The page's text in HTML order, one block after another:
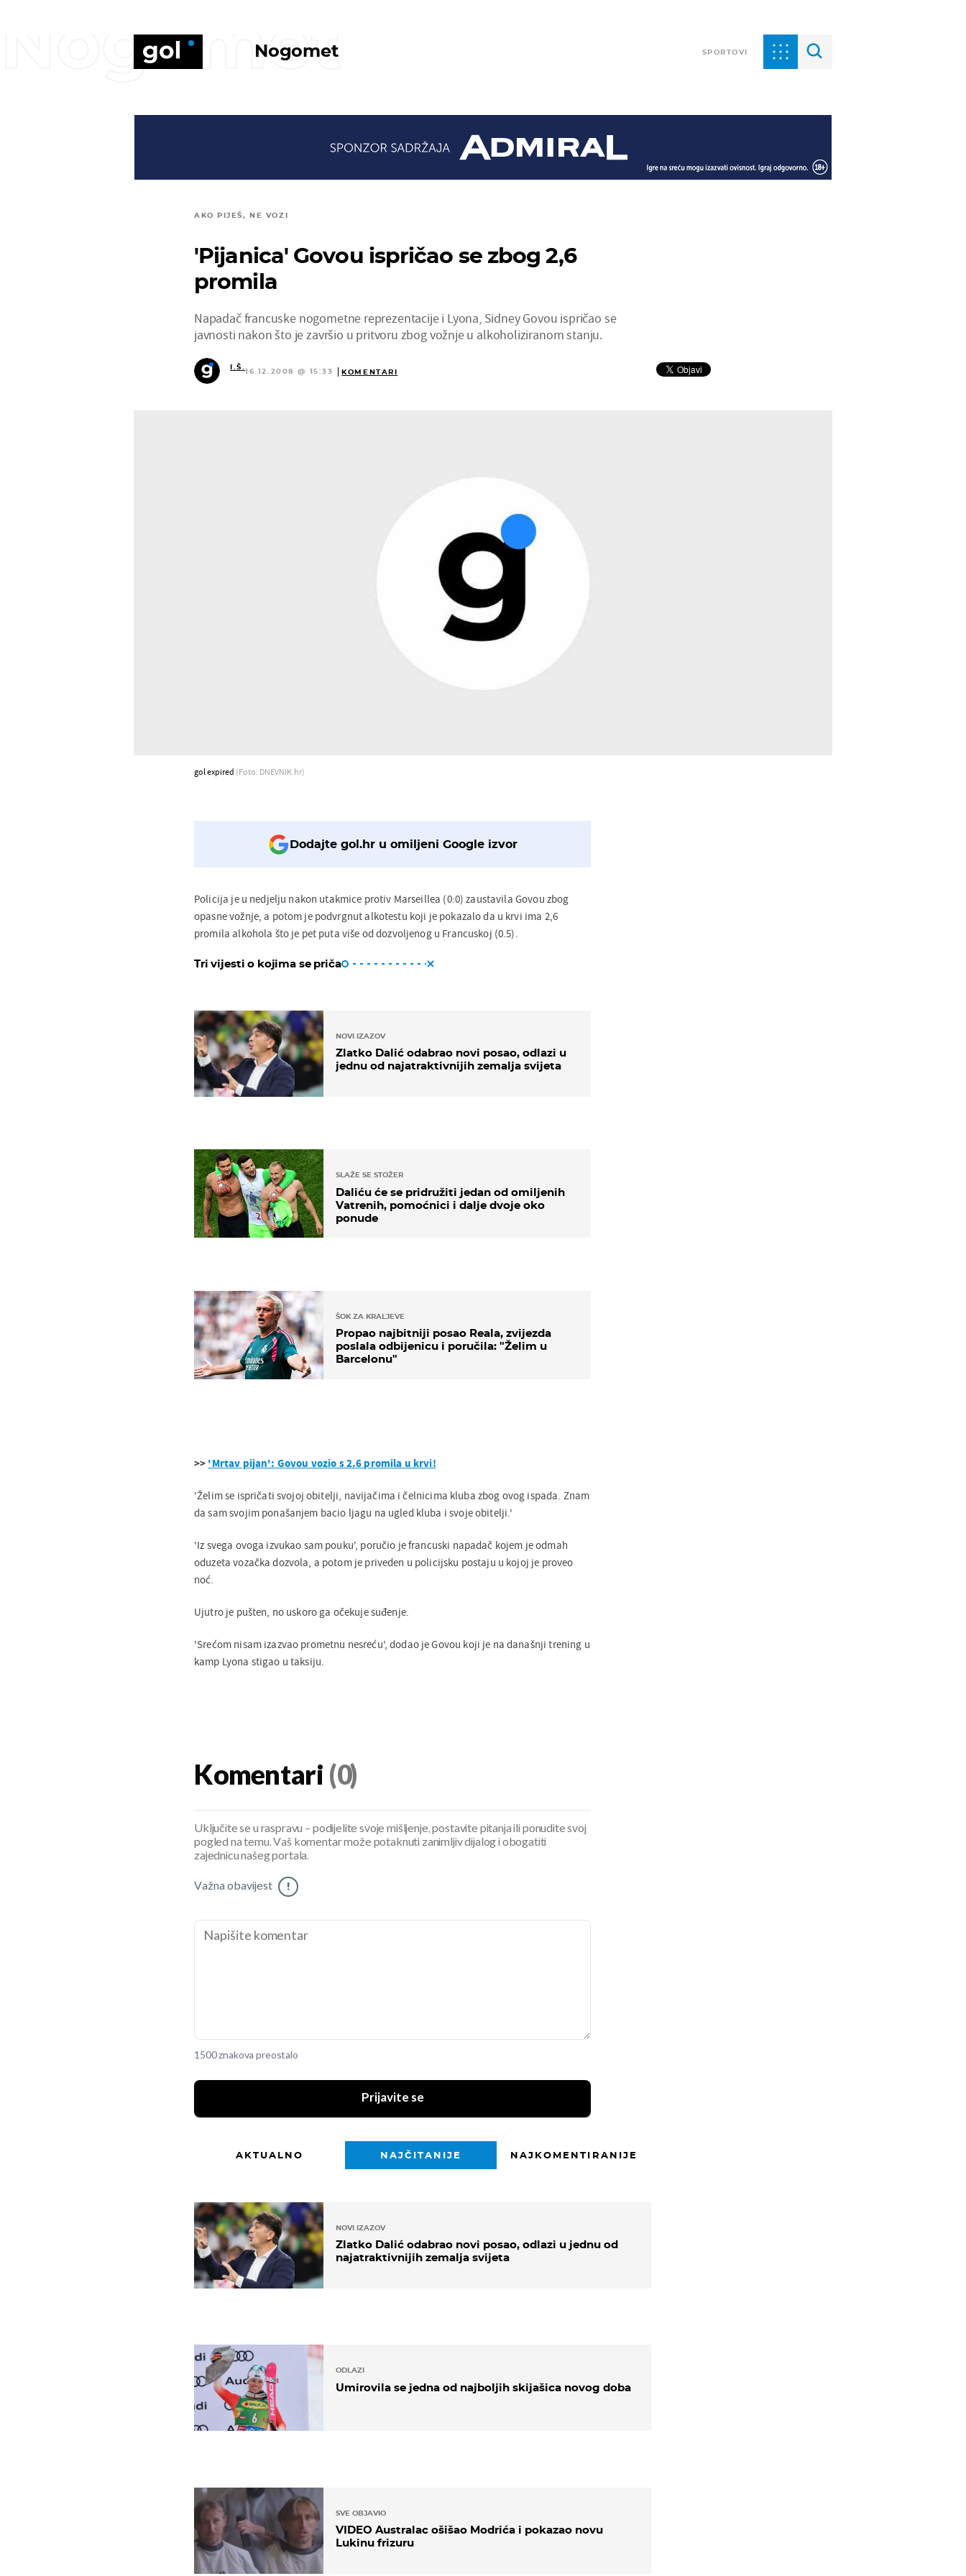
Nogomet SPORTOVI
Nogomet
AKO PIJEŠ, NE VOZI
'Pijanica' Govou ispričao se zbog 2,6
promila
Napadač francuske nogometne reprezentacije i Lyona, Sidney Govou ispričao se
javnosti nakon što je završio u pritvoru zbog vožnje u alkoholiziranom stanju.
I.Š.
16.12.2008 @ 15:33 KOMENTARI
gol expired (Foto: DNEVNIK.hr)
Dodajte gol.hr u omiljeni Google izvor
Policija je u nedjelju nakon utakmice protiv Marseillea (0:0) zaustavila Govou zbog
opasne vožnje, a potom je podvrgnut alkotestu koji je pokazalo da u krvi ima 2,6
promila alkohola što je pet puta više od dozvoljenog u Francuskoj (0.5).
Tri vijesti o kojima se priča
NOVI IZAZOV
Zlatko Dalić odabrao novi posao, odlazi u
jednu od najatraktivnijih zemalja svijeta
SLAŽE SE STOŽER
Daliću će se pridružiti jedan od omiljenih
Vatrenih, pomoćnici i dalje dvoje oko
ponude
ŠOK ZA KRALJEVE
Propao najbitniji posao Reala, zvijezda
poslala odbijenicu i poručila: "Želim u
Barcelonu"
>> 'Mrtav pijan': Govou vozio s 2.6 promila u krvi!
'Želim se ispričati svojoj obitelji, navijačima i čelnicima kluba zbog ovog ispada. Znam
da sam svojim ponašanjem bacio ljagu na ugled kluba i svoje obitelji.'
'Iz svega ovoga izvukao sam pouku', poručio je francuski napadač kojem je odmah
oduzeta vozačka dozvola, a potom je priveden u policijsku postaju u kojoj je proveo
noć.
Ujutro je pušten, no uskoro ga očekuje suđenje.
'Srećom nisam izazvao prometnu nesreću', dodao je Govou koji je na današnji trening u
kamp Lyona stigao u taksiju.
Komentari (0)
Uključite se u raspravu – podijelite svoje mišljenje, postavite pitanja ili ponudite svoj
pogled na temu. Vaš komentar može potaknuti zanimljiv dijalog i obogatiti
zajednicu našeg portala.
Važna obavijest !
1500 znakova preostalo
Prijavite se
AKTUALNO NAJČITANIJE NAJKOMENTIRANIJE
NOVI IZAZOV
Zlatko Dalić odabrao novi posao, odlazi u jednu od
najatraktivnijih zemalja svijeta
ODLAZI
Umirovila se jedna od najboljih skijašica novog doba
SVE OBJAVIO
VIDEO Australac ošišao Modrića i pokazao novu
Lukinu frizuru